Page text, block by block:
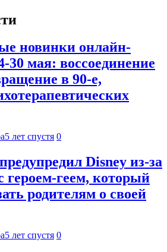
новинки онлайн-
30 мая: воссоединение
в 90-е,
5 лет спустя 0
Disney из-за
героем-геем, который
родителям о своей
5 лет спустя 0